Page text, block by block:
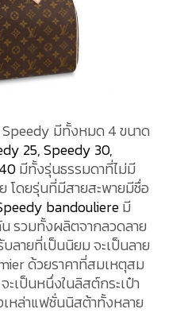
มีทั้งหมด 4 ขนาด
25, Speedy 30,
มีทั้งรุ่นธรรมดาที่ไม่มี
โดยรุ่นที่มีสายสะพายมีชื่อ
bandouliereมี
รวมทั้งผลิตจากลวดลาย
ลายที่เป็นนิยม จะเป็นลาย
ด้วยราคาที่สมเหตุสม
เป็นหนึ่งในลิสต์กระเป๋า
หล่าแฟชั่นนิสต้าทั้งหลาย